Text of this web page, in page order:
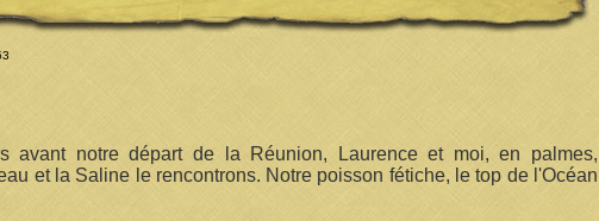
avant notre départ de la Réunion, Laurence et moi, en palmes,
et la Saline le rencontrons. Notre poisson fétiche, le top de l'Océan